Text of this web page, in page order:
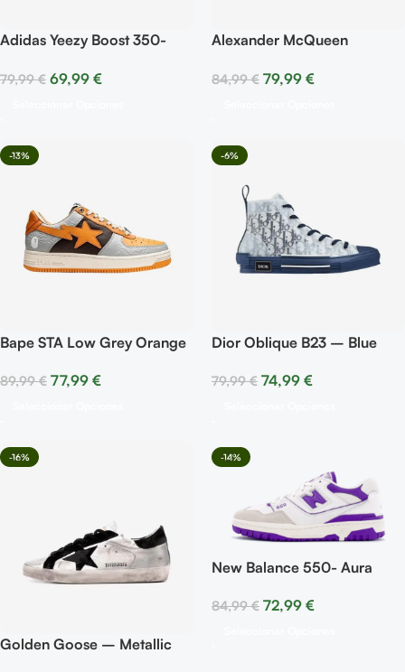
Adidas Yeezy Boost 350-
79,99€ 69,99 €
Alexander McQueen
84,99€ 79,99 €
-13%
Bape STA Low Grey Orange
89,99€ 77,99 €
-6%
Dior Oblique B23 – Blue
79,99€ 74,99 €
-16%
Golden Goose – Metallic
-14%
New Balance 550- Aura
84,99€ 72,99 €